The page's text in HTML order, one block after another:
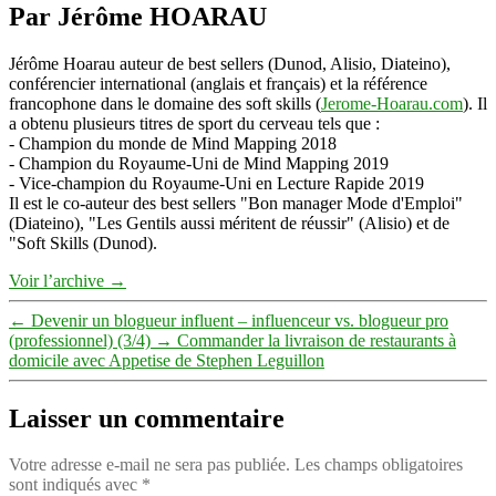
Par Jérôme HOARAU
Jérôme Hoarau auteur de best sellers (Dunod, Alisio, Diateino),
conférencier international (anglais et français) et la référence
francophone dans le domaine des soft skills (Jerome-Hoarau.com). Il
a obtenu plusieurs titres de sport du cerveau tels que :
- Champion du monde de Mind Mapping 2018
- Champion du Royaume-Uni de Mind Mapping 2019
- Vice-champion du Royaume-Uni en Lecture Rapide 2019
Il est le co-auteur des best sellers "Bon manager Mode d'Emploi"
(Diateino), "Les Gentils aussi méritent de réussir" (Alisio) et de
"Soft Skills (Dunod).
Voir l’archive →
← Devenir un blogueur influent – influenceur vs. blogueur pro
(professionnel) (3/4) → Commander la livraison de restaurants à
domicile avec Appetise de Stephen Leguillon
Laisser un commentaire
Votre adresse e-mail ne sera pas publiée. Les champs obligatoires
sont indiqués avec *